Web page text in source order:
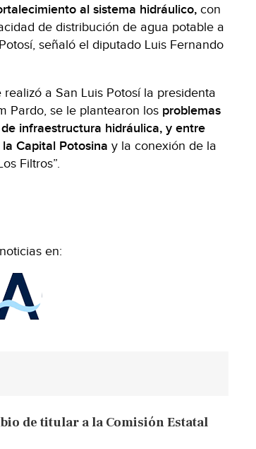
al sistema hidráulico, con
de distribución de agua potable a
señaló el diputado Luis Fernando
a San Luis Potosí la presidenta
Pardo, se le plantearon los problemas
infraestructura hidráulica, y entre
Capital Potosina y la conexión de la
Filtros”.
en:
de titular a la Comisión Estatal